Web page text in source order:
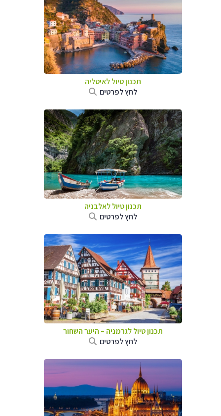
תכנון טיול לאיטליה
לחץ לפרטים
תכנון טיול לאלבניה
לחץ לפרטים
תכנון טיול לגרמניה – היער השחור
לחץ לפרטים